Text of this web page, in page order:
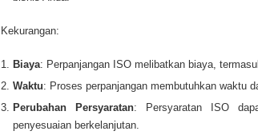
Kekurangan:
Biaya: Perpanjangan ISO melibatkan biaya,
Waktu: Proses perpanjangan membutuhkan waktu
Perubahan Persyaratan: Persyaratan ISO
penyesuaian berkelanjutan.